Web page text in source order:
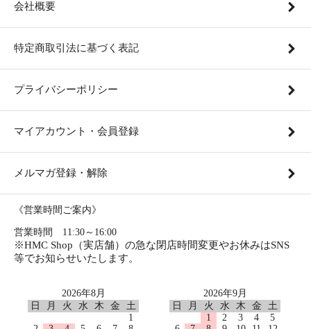
会社概要
特定商取引法に基づく表記
プライバシーポリシー
マイアカウント・会員登録
メルマガ登録・解除
《営業時間ご案内》
営業時間 11:30～16:00
※HMC Shop（実店舗）の急な閉店時間変更やお休みはSNS
等でお知らせいたします。
2026年8月
日
月 火 水 木 金
土
1
2026年9月
日
月 火 水 木 金
土
1
2 3 4
5